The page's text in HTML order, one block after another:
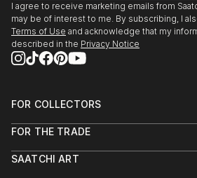
I agree to receive marketing emails from
may be of interest to me. By subscribing, I
Terms of Use and acknowledge that my
described in the Privacy Notice
FOR COLLECTORS
Help Center
Commissions
FOR THE TRADE
Trade Program
SAATCHI ART